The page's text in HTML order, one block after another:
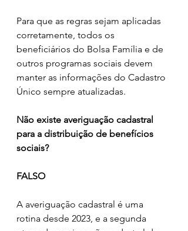
Para que as regras sejam aplicadas
corretamente, todos os
beneficiários do Bolsa Família e de
outros programas sociais devem
manter as informações do Cadastro
Único sempre atualizadas.
Não existe averiguação cadastral
para a distribuição de benefícios
sociais?
FALSO
A averiguação cadastral é uma
rotina desde 2023, e a segunda